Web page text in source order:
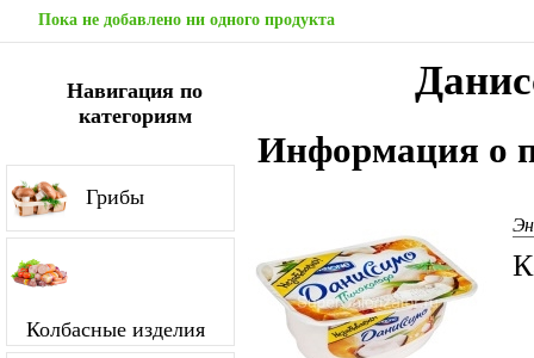
Пока не добавлено ни одного продукта
Навигация по
категориям
Грибы
Колбасные изделия
Информация о